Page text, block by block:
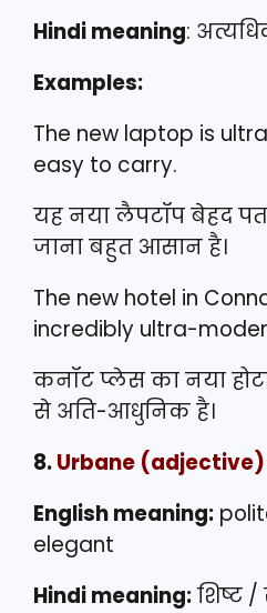
Hindi meaning:
Examples:
The new laptop is
easy to carry.
यह नया लैपटॉप बेहद
जाना बहुत आसान है।
The new hotel in
incredibly ultra-
कनॉट प्लेस का नया
से अति-आधुनिक है।
8.Urbane (adjective)
English meaning:
elegant
Hindi meaning:शिष्ट